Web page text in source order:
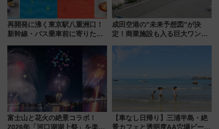
再開発に沸く東京駅八重洲口！
新幹線・バス乗車前に寄りたい
やり＆スタミナグルメ」6選【新
店舗も！】
成田空港の”未来予想図”が決
定！商業施設も入る巨大ワンタ
で新型特急が品川･羽田とを結
富士山と花火の絶景コラボ！
2026年「河口湖湖上祭」を楽し
【車なし日帰り】三浦半島・絶
景カフェと透明度AA穴場ビーチ